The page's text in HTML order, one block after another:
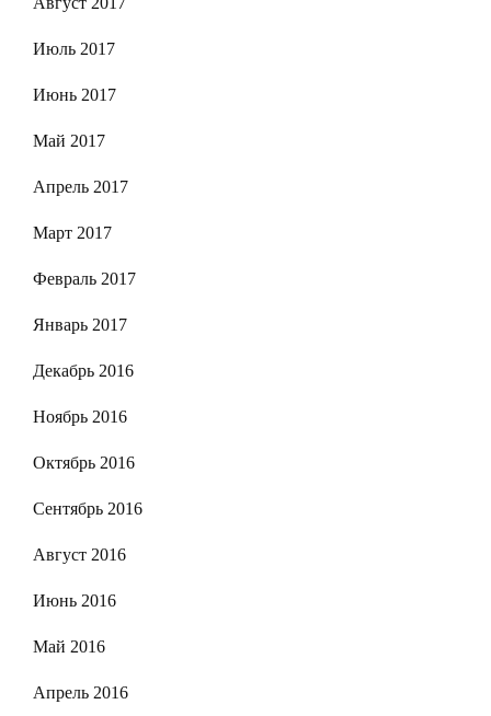
Июль 2017
Июнь 2017
Май 2017
Апрель 2017
Март 2017
Февраль 2017
Январь 2017
Декабрь 2016
Ноябрь 2016
Октябрь 2016
Сентябрь 2016
Август 2016
Июнь 2016
Май 2016
Апрель 2016